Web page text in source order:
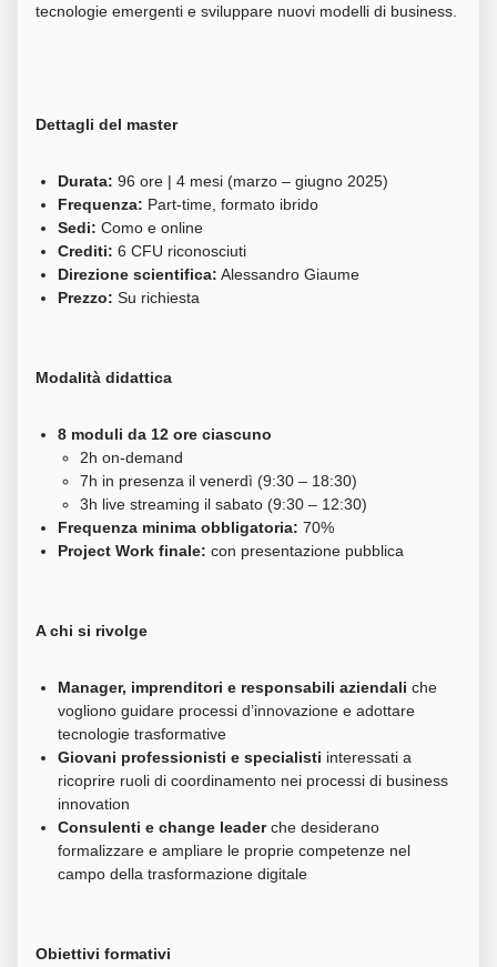
tecnologie emergenti e sviluppare nuovi modelli di business.
Dettagli del master
Durata: 96 ore | 4 mesi (marzo – giugno 2025)
Frequenza: Part-time, formato ibrido
Sedi: Como e online
Crediti: 6 CFU riconosciuti
Direzione scientifica: Alessandro Giaume
Prezzo: Su richiesta
Modalità didattica
8 moduli da 12 ore ciascuno
2h on-demand
7h in presenza il venerdì (9:30 – 18:30)
3h live streaming il sabato (9:30 – 12:30)
Frequenza minima obbligatoria: 70%
Project Work finale: con presentazione pubblica
A chi si rivolge
Manager, imprenditori e responsabili aziendali che
vogliono guidare processi d’innovazione e adottare
tecnologie trasformative
Giovani professionisti e specialisti interessati a
ricoprire ruoli di coordinamento nei processi di business
innovation
Consulenti e change leaderche desiderano
formalizzare e ampliare le proprie competenze nel
campo della trasformazione digitale
Obiettivi formativi